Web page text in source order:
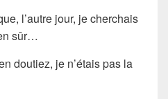
l’autre jour, je cherchais
sûr…
doutiez, je n’étais pas la